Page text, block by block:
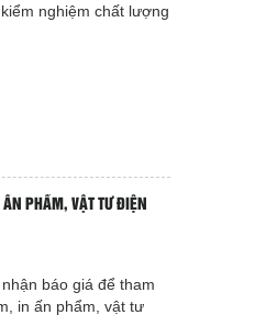
nghiệm chất lượng
PHẨM, VẬT TƯ ĐIỆN
báo giá để tham
in ấn phẩm, vật tư